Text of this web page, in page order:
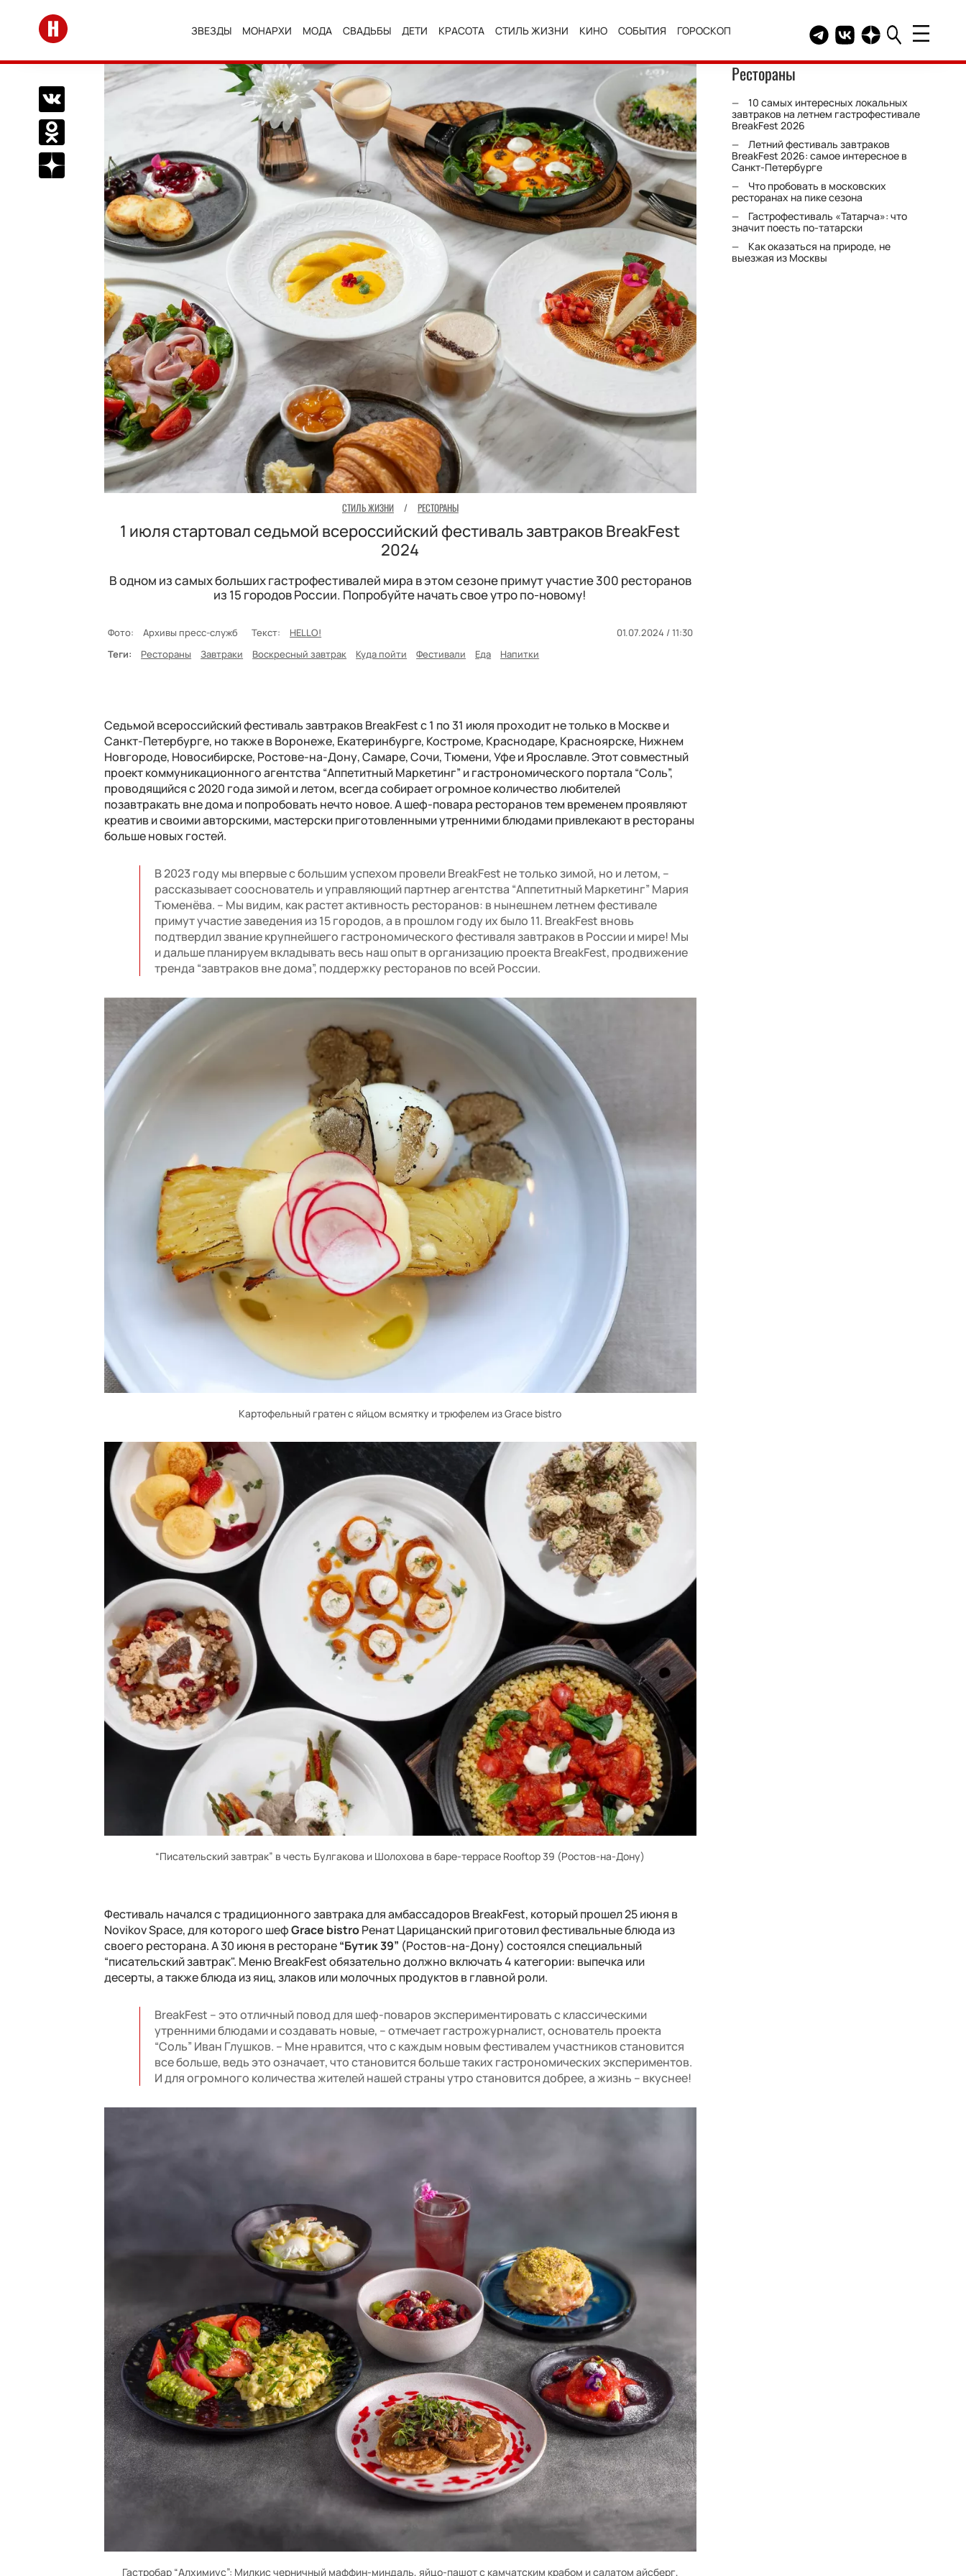
Перейти на главную
ЗВЕЗДЫ МОНАРХИ МОДА СВАДЬБЫ ДЕТИ КРАСОТА СТИЛЬ ЖИЗНИ КИНО СОБЫТИЯ ГОРОСКОП Telegram канал HELLO
Группа HELLO
Канал HELLO в
Поделиться Вконтакте
Поделиться в Одноклассниках
Подписаться на нас в Дзен
СТИЛЬ ЖИЗНИ / РЕСТОРАНЫ
1 июля стартовал седьмой всероссийский фестиваль завтраков BreakFest
2024
В одном из самых больших гастрофестивалей мира в этом сезоне примут участие 300 ресторанов
из 15 городов России. Попробуйте начать свое утро по-новому!
Фото: Архивы пресс-служб Текст: HELLO!
01.07.2024 / 11:30
Теги:
Рестораны Завтраки Воскресный завтрак Куда пойти Фестивали Еда Напитки
Седьмой всероссийский фестиваль завтраков BreakFest с 1 по 31 июля проходит не только в Москве и
Санкт-Петербурге, но также в Воронеже, Екатеринбурге, Костроме, Краснодаре, Красноярске, Нижнем
Новгороде, Новосибирске, Ростове-на-Дону, Самаре, Сочи, Тюмени, Уфе и Ярославле. Этот совместный
проект коммуникационного агентства “Аппетитный Маркетинг” и гастрономического портала “Соль”,
проводящийсяс 2020 года зимой и летом, всегда собирает огромное количество любителей
позавтракать вне дома и попробовать нечто новое.А шеф-повара ресторанов тем временем проявляют
креатив и своими авторскими, мастерски приготовленными утренними блюдами привлекают в рестораны
больше новых гостей.
В 2023 году мы впервые с большим успехом провели BreakFest не только зимой, но и летом, –
рассказывает сооснователь и управляющий партнер агентства “Аппетитный Маркетинг” Мария
Тюменёва. – Мы видим, как растет активность ресторанов: в нынешнем летнем фестивале
примут участие заведения из 15 городов, а в прошлом году их было 11. BreakFest вновь
подтвердил звание крупнейшего гастрономического фестиваля завтраков в России и мире! Мы
и дальше планируем вкладывать весь наш опыт в организацию проекта BreakFest, продвижение
тренда “завтраков вне дома”, поддержку ресторанов по всей России.
Картофельный гратен с яйцом всмятку и трюфелем из Grace bistro
“Писательский завтрак” в честь Булгакова и Шолохова в баре-террасе Rooftop 39 (Ростов-на-Дону)
Фестиваль начался с традиционного завтрака для амбассадоровBreakFest, который прошел 25 июня в
Novikov Space, для которого шефGrace bistroРенат Царицанский приготовил фестивальные блюда из
своего ресторана. А 30 июня в ресторане“Бутик 39” (Ростов-на-Дону) состоялся специальный
“писательский завтрак". МенюBreakFestобязательно должно включать 4 категории: выпечка или
десерты, а также блюда из яиц, злаков или молочных продуктов в главной роли.
BreakFest – это отличный повод для шеф-поваров экспериментировать с классическими
утренними блюдами и создавать новые, – отмечает гастрожурналист, основатель проекта
“Соль” Иван Глушков. – Мне нравится, что с каждым новым фестивалем участников становится
все больше, ведь это означает, что становится больше таких гастрономических экспериментов.
И для огромного количества жителей нашей страны утро становится добрее, а жизнь – вкуснее!
Гастробар “Алхимиус”: Милкис черничный маффин-миндаль, яйцо-пашот с камчатским крабом и салатом айсберг,
Рестораны
10 самых интересных локальных
завтраков на летнем гастрофестивале
BreakFest 2026
Летний фестиваль завтраков
BreakFest 2026: самое интересное в
Санкт-Петербурге
Что пробовать в московских
ресторанах на пике сезона
Гастрофестиваль «Татарча»: что
значит поесть по-татарски
Как оказаться на природе, не
выезжая из Москвы